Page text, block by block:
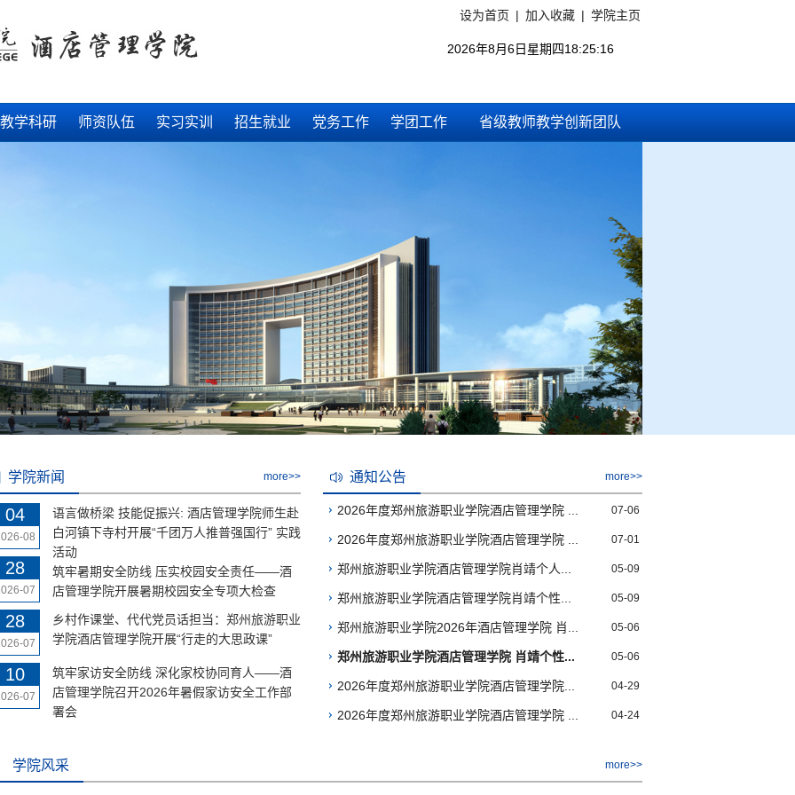
设为首页 | 加入收藏 | 学院主页
2026年8月6日星期四18:25:16
学科研 师资队伍 实习实训 招生就业 党务工作 学团工作 省级教师教学创新团队
学院新闻 more>>
04
08
语言做桥梁 技能促振兴: 酒店管理学院师生赴
白河镇下寺村开展“千团万人推普强国行” 实践
活动
28
07
筑牢暑期安全防线 压实校园安全责任——酒
店管理学院开展暑期校园安全专项大检查
28
07
乡村作课堂、代代党员话担当：郑州旅游职业
学院酒店管理学院开展“行走的大思政课”
10
07
筑牢家访安全防线 深化家校协同育人——酒
店管理学院召开2026年暑假家访安全工作部
署会
通知公告 more>>
2026年度郑州旅游职业学院酒店管理学院 ... 07-06
2026年度郑州旅游职业学院酒店管理学院 ... 07-01
郑州旅游职业学院酒店管理学院肖靖个人... 05-09
郑州旅游职业学院酒店管理学院肖靖个性... 05-09
郑州旅游职业学院2026年酒店管理学院 肖... 05-06
郑州旅游职业学院酒店管理学院 肖靖个性... 05-06
2026年度郑州旅游职业学院酒店管理学院... 04-29
2026年度郑州旅游职业学院酒店管理学院 ... 04-24
学院风采 more>>